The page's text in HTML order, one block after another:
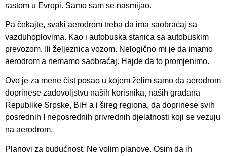
rastom u Evropi. Samo sam se nasmijao.
Pa čekajte, svaki aerodrom treba da ima saobraćaj sa
vazduhoplovima. Kao i autobuska stanica sa autobuskim
prevozom. Ili željeznica vozom. Nelogično mi je da imamo
aerodrom a nemamo saobraćaj. Hajde da to promjenimo.
Ovo je za mene čist posao u kojem želim samo da aerodrom
doprinese zadovoljstvu naših korisnika, naših građana
Republike Srpske, BiH a i šireg regiona, da doprinese svih
posrednih I neposrednih privrednih djelatnosti koji se vezuju
na aerodrom.
Planovi za budućnost. Ne volim planove. Osim da ih